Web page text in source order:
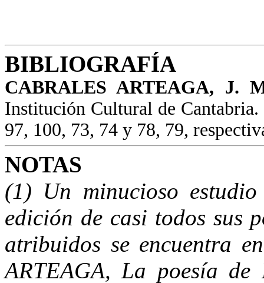
BIBLIOGRAFÍA
CABRALES ARTEAGA, J.
Institución Cultural de
97, 100, 73, 74 y 78, 79,
NOTAS
(1) Un minucioso
edición de casi todos sus
atribuidos se encuentra
ARTEAGA, La poesía de